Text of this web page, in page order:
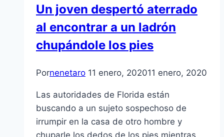
Un joven despertó aterrado
al encontrar a un ladrón
chupándole los pies
Pornenetaro 11 enero, 202011 enero, 2020
Las autoridades de Florida están
buscando a un sujeto sospechoso de
irrumpir en la casa de otro hombre y